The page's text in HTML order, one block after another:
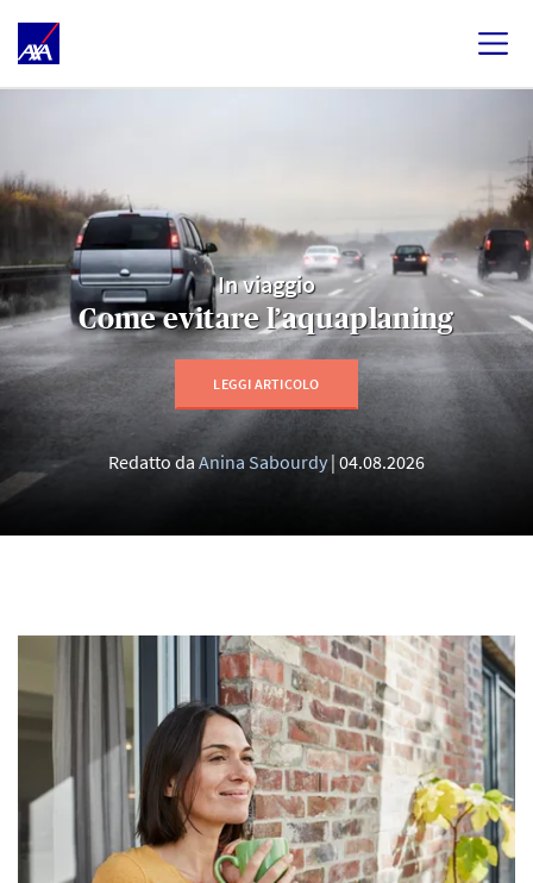
In viaggio
Come evitare l’aquaplaning
LEGGI ARTICOLO
Redatto daAnina Sabourdy 04.08.2026